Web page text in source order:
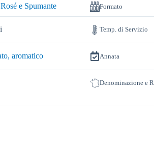
e Spumante Formato
Temp. di Servizio
aromatico Annata
Denominazione e